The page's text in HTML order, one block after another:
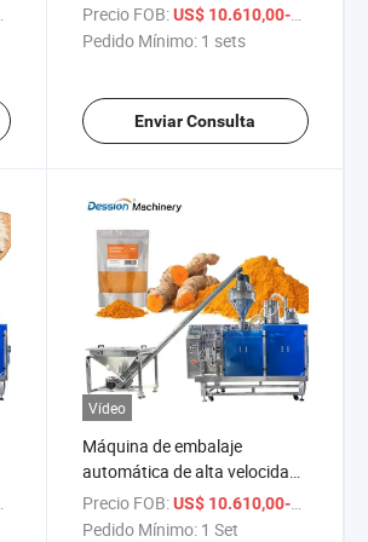
/ sets
totalmente automática,
máquina de envasado de
envasado de bolsas de pie
para polvo
Precio FOB: US$ 10.610,00-16.610,00
Pedido Mínimo: 1 sets
Enviar Consulta
/ sets
Vídeo
Máquina de embalaje
automática de alta velocidad
para polvo de cúrcuma, polvo
de cúrcuma orgánico, polvo
Precio FOB: US$ 10.610,00-16.610,00
Pedido Mínimo: 1 Set